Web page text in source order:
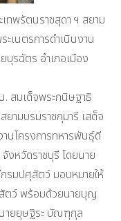
ทพรัตนราชสุดา ฯ สยาม
ะเนตรการดำเนินงาน
บุรฉัตร อำเภอเมือง
สมเด็จพระกนิษฐาธิ
ยามบรมราชกุมารี เสด็จ
านโครงการทหารพันธุ์ดี
งหวัดราชบุรี โดยนาย
มปศุสัตว์ มอบหมายให้
ตว์ พร้อมด้วยนายบุญ
ายยุษฐิระ บัณฑุกุล